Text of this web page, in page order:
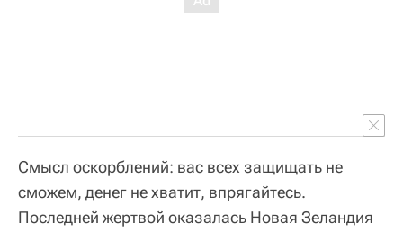
Смысл оскорблений: вас всех защищать не
сможем, денег не хватит, впрягайтесь.
Последней жертвой оказалась Новая Зеландия